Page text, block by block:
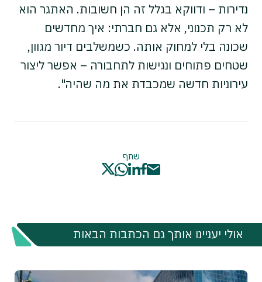
נדירות – ודווקא בגלל זה הן חשובות. האתגר הוא
לא רק תכנוני, אלא גם חברתי: איך מחדשים
שכונה בלי למחוק אותה. כשמשלבים דיור מגוון,
שטחים פתוחים ונגישות לתחבורה – אפשר ליצור
עירוניות חדשה שמכבדת את מה שהיה".
שתף
אולי יעניינו אותך גם הכתבות הבאות